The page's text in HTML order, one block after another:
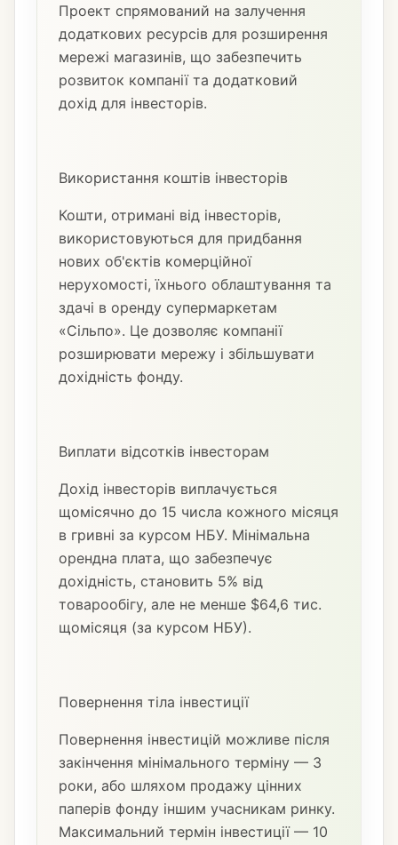
Проект спрямований на залучення
додаткових ресурсів для розширення
мережі магазинів, що забезпечить
розвиток компанії та додатковий
дохід для інвесторів.
Використання коштів інвесторів
Кошти, отримані від інвесторів,
використовуються для придбання
нових об'єктів комерційної
нерухомості, їхнього облаштування та
здачі в оренду супермаркетам
«Сільпо». Це дозволяє компанії
розширювати мережу і збільшувати
дохідність фонду.
Виплати відсотків інвесторам
Дохід інвесторів виплачується
щомісячно до 15 числа кожного місяця
в гривні за курсом НБУ. Мінімальна
орендна плата, що забезпечує
дохідність, становить 5% від
товарообігу, але не менше $64,6 тис.
щомісяця (за курсом НБУ).
Повернення тіла інвестиції
Повернення інвестицій можливе після
закінчення мінімального терміну — 3
роки, або шляхом продажу цінних
паперів фонду іншим учасникам ринку.
Максимальний термін інвестиції — 10